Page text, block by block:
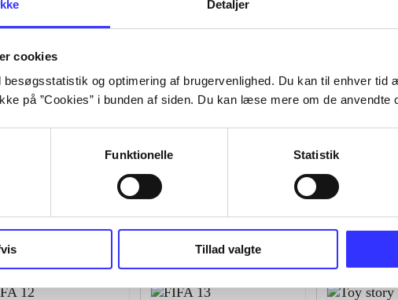
Detaljer
cookies
besøgsstatistik og optimering af brugervenlighed. Du kan til enhver
på ”Cookies” i bunden af siden. Du kan læse mere om de anvendte
Funktionelle Statistik
Tillad valgte
NBA live (Pc)
Superbike
superbike